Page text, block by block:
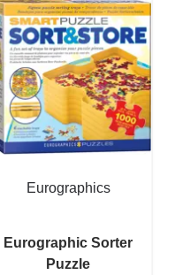
Eurographics
Eurographic Sorter
Puzzle